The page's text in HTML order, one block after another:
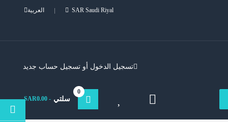
SAR Saudi Riyal العربية
تسجيل الدخول أو تسجيل حساب جديد
سلتي
0
- SAR0.00